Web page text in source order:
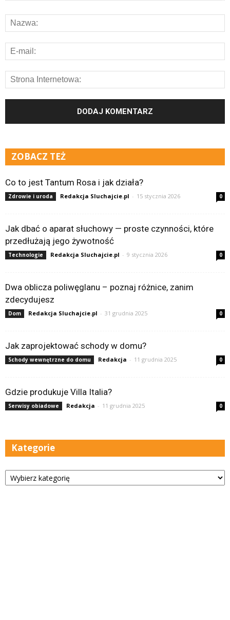
ZOBACZ TEŻ
Co to jest Tantum Rosa i jak działa?
Zdrowie i uroda Redakcja Sluchajcie.pl - 15 stycznia 2026 0
Jak dbać o aparat słuchowy — proste czynności, które
przedłużają jego żywotność
Technologie Redakcja Sluchajcie.pl - 9 stycznia 2026 0
Dwa oblicza poliwęglanu – poznaj różnice, zanim
zdecydujesz
Dom Redakcja Sluchajcie.pl - 31 grudnia 2025 0
Jak zaprojektować schody w domu?
Schody wewnętrzne do domu Redakcja - 11 grudnia 2025 0
Gdzie produkuje Villa Italia?
Serwisy obiadowe Redakcja - 11 grudnia 2025 0
Kategorie
Kategorie